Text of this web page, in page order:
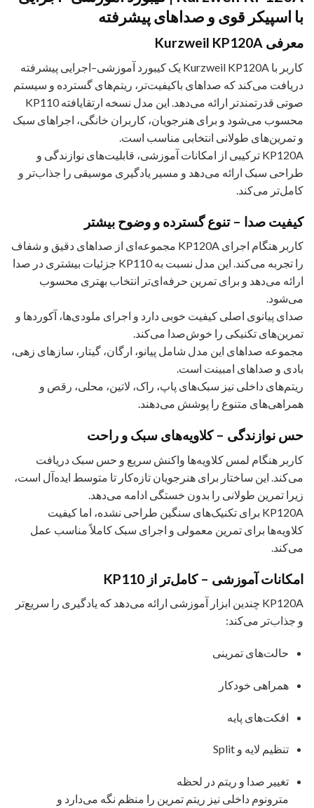
با اسپیکر قوی و صداهای پیشرفته
معرفی Kurzweil KP120A
کاربر با Kurzweil KP120A یک کیبورد آموزشی–اجرایی پیشرفته
دریافت می‌کند که صداهای باکیفیت‌تر، ریتم‌های گسترده و سیستم
صوتی قدرتمندتر ارائه می‌دهد. این مدل نسخه ارتقایافته KP110
محسوب می‌شود و برای هنرجویان، کاربران خانگی، اجراهای سبک
و تمرین‌های طولانی انتخابی مناسب است.
KP120A ترکیبی از امکانات آموزشی، قابلیت‌های نوازندگی و
طراحی سبک ارائه می‌دهد و مسیر یادگیری موسیقی را جذاب‌تر و
کامل‌تر می‌کند.
کیفیت صدا – تنوع گسترده و وضوح بیشتر
کاربر هنگام اجرای KP120A مجموعه‌ای از صداهای دقیق و شفاف
را تجربه می‌کند. این مدل نسبت به KP110 جزئیات بیشتری در صدا
ارائه می‌دهد و برای تمرین حرفه‌ای‌تر انتخاب بهتری محسوب
می‌شود.
صدای پیانوی اصلی کیفیت خوبی دارد و اجرای ملودی‌ها، آکوردها و
تمرین‌های تکنیکی را خوش‌صدا می‌کند.
مجموعه صداهای این مدل شامل پیانو، ارگان، گیتار، سازهای زهی،
بادی و صداهای امبینت است.
ریتم‌های داخلی نیز سبک‌های پاپ، راک، لاتین، محلی، رقص و
همراهی‌های متنوع را پوشش می‌دهند.
حس نوازندگی – کلاویه‌های سبک و راحت
کاربر هنگام لمس کلاویه‌ها واکنش سریع و حس سبک دریافت
می‌کند. این ساختار برای هنرجویان تازه‌کار تا متوسط ایده‌آل است،
زیرا تمرین طولانی را بدون خستگی ادامه می‌دهد.
KP120A برای تکنیک‌های سنگین طراحی نشده، اما کیفیت
کلاویه‌ها برای تمرین معمولی و اجرای سبک کاملاً مناسب عمل
می‌کند.
امکانات آموزشی – کامل‌تر از KP110
KP120A چندین ابزار آموزشی ارائه می‌دهد که یادگیری را سریع‌تر
و جذاب‌تر می‌کند:
حالت‌های تمرینی
همراهی خودکار
افکت‌های پایه
تنظیم لایه و Split
تغییر صدا و ریتم در لحظه
مترونوم داخلی نیز ریتم تمرین را منظم نگه می‌دارد و